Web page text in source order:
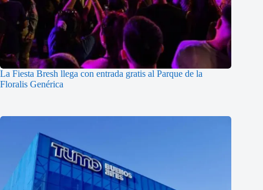
La Fiesta Bresh llega con entrada gratis al Parque de la
Floralis Genérica